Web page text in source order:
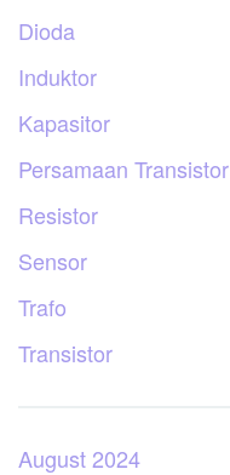
Dioda
Induktor
Kapasitor
Persamaan Transistor
Resistor
Sensor
Trafo
Transistor
August 2024